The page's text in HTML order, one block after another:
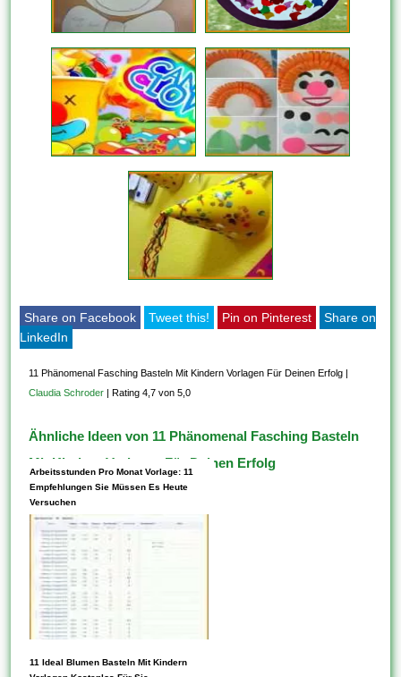
Share on Facebook Tweet this! Pin on Pinterest
Share on
LinkedIn
11 Phänomenal Fasching Basteln Mit Kindern Vorlagen Für Deinen Erfolg |
Claudia Schroder |Rating 4,7 von 5,0
Ähnliche Ideen von 11 Phänomenal Fasching Basteln
Mit Kindern Vorlagen Für Deinen Erfolg
Arbeitsstunden Pro Monat Vorlage: 11
Empfehlungen Sie Müssen Es Heute
Versuchen
11 Ideal Blumen Basteln Mit Kindern